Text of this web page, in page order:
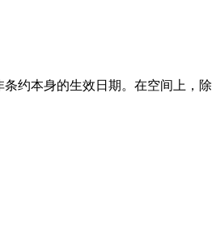
约本身的生效日期。在空间上，